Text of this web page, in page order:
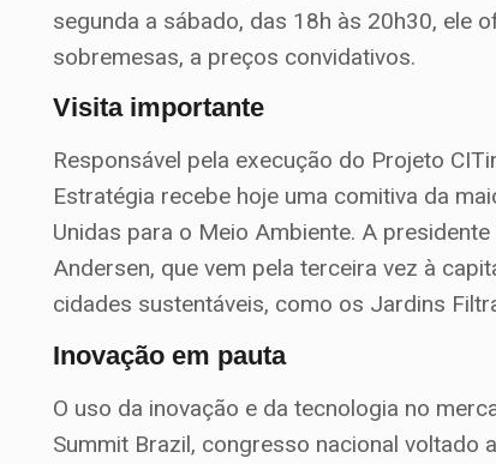
segunda a sábado, das 18h às 20h30, ele
sobremesas, a preços convidativos.
Visita importante
Responsável pela execução do Projeto
Estratégia recebe hoje uma comitiva da
Unidas para o Meio Ambiente. A
Andersen, que vem pela terceira vez à
cidades sustentáveis, como os Jardins
Inovação em pauta
O uso da inovação e da tecnologia no
Summit Brazil, congresso nacional voltado